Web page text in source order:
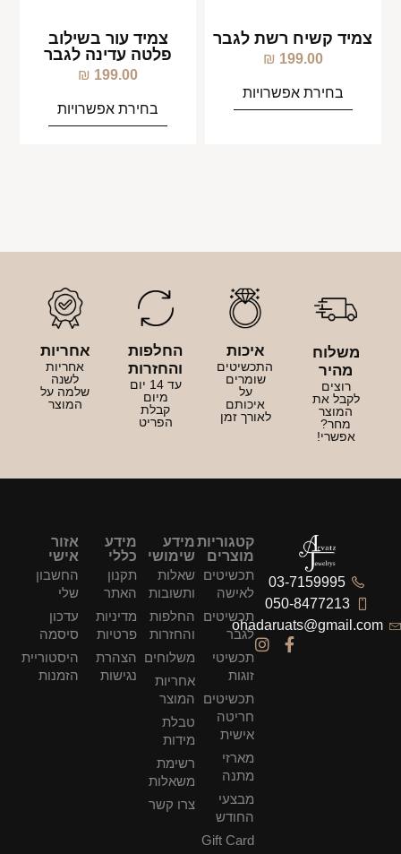
צמיד קשיח רשת לגבר
199.00
₪
בחירת אפשרויות
צמיד עור בשילוב
פלטה עדינה לגבר
199.00
₪
בחירת אפשרויות
משלוח
מהיר
רוצים
לקבל את
המוצר
מחר?
אפשרי!
איכות
התכשיטים
שומרים
על
איכותם
לאורך זמן
החלפות
והחזרות
עד 14 יום
מיום
קבלת
הפריט
אחריות
אחריות
לשנה
שלמה על
המוצר
03-7159995
050-8477213
ohadaruats@gmail.com
קטגוריות
מוצרים
תכשיטים
לאישה
תכשיטים
לגבר
תכשיטי
זוגות
תכשיטים
חריטה
אישית
מארזי
מתנה
מבצעי
החודש
Gift Card
מידע
שימושי
שאלות
ותשובות
החלפות
והחזרות
משלוחים
אחריות
המוצר
טבלת
מידות
רשימת
משאלות
צרו קשר
מידע
כללי
תקנון
האתר
מדיניות
פרטיות
הצהרת
נגישות
אזור
אישי
החשבון
שלי
עדכון
סיסמה
היסטוריית
הזמנות